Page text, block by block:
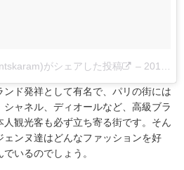
がシェアした投稿 – 2017 10月 4 6:04午後 PDT
ド発祥として有名で、パリの街には
ャネル、ディオールなど、高級ブラ
観光客も必ず立ち寄る街です。そん
ンヌ達はどんなファッションを好
いるのでしょう。